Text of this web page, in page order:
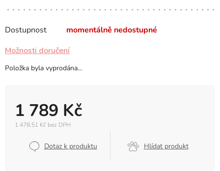
Dostupnost momentálně nedostupné
1 789 Kč
1 478,51 Kč bez DPH
Dotaz k produktu Hlídat produkt
Možnosti doručení
Položka byla vyprodána…